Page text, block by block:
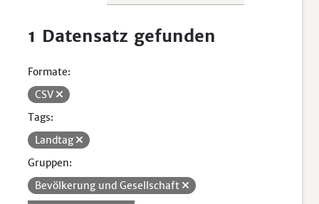
1 Datensatz gefunden
Formate:
CSV
Tags:
Landtag
Gruppen:
Bevölkerung und Gesellschaft